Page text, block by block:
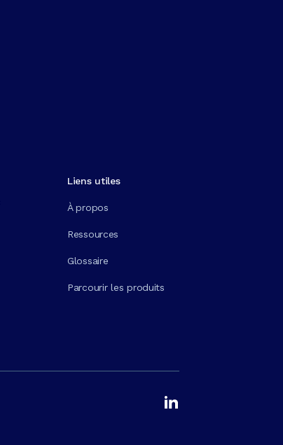
Liens utiles
À propos
Ressources
Glossaire
Parcourir les produits